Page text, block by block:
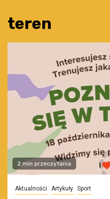
teren
2 min przeczytania
Aktualności Artykuły Sport